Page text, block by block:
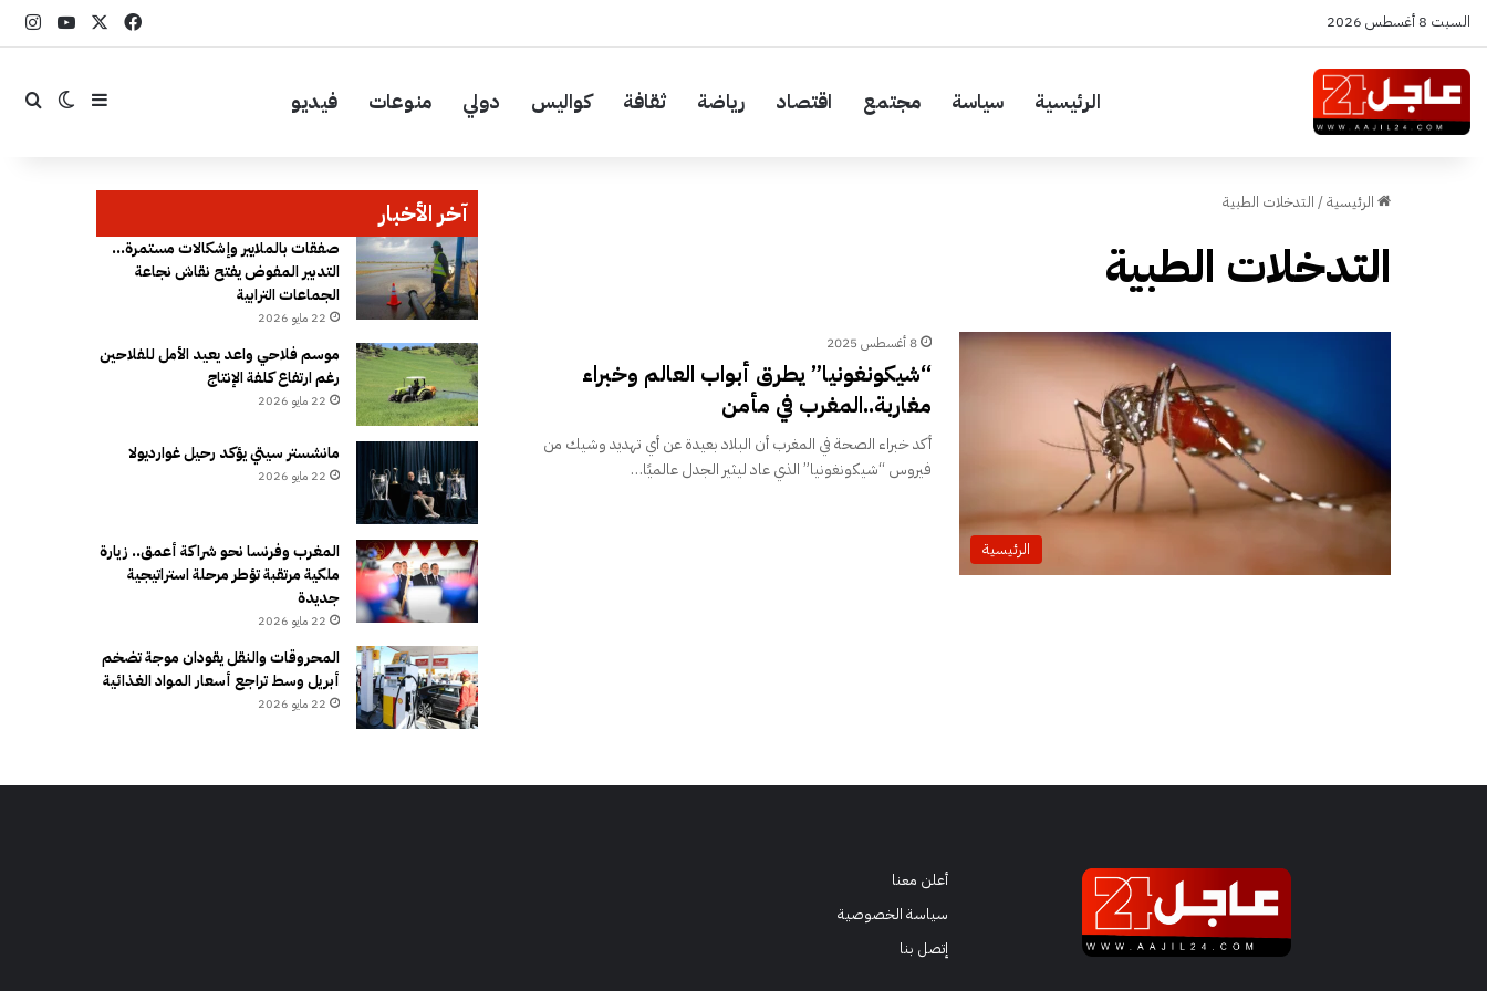
السبت 8 أغسطس 2026 فيسبوك
الرئيسية سياسة مجتمع اقتصاد رياضة ثقافة كواليس دولي منوعات فيديو إضافة عمود
الوضع
الرئيسية/ التدخلات الطبية
التدخلات الطبية
الرئيسية
8 أغسطس 2025
“شيكونغونيا” يطرق أبواب العالم وخبراء
مغاربة..المغرب في مأمن
أكد خبراء الصحة في المغرب أن البلاد بعيدة عن أي تهديد وشيك من
فيروس “شيكونغونيا” الذي عاد ليثير الجدل عالميًا…
آخر الأخبار
صفقات بالملايير وإشكالات مستمرة…
التدبير المفوض يفتح نقاش نجاعة
الجماعات الترابية
22 مايو 2026
موسم فلاحي واعد يعيد الأمل للفلاحين
رغم ارتفاع كلفة الإنتاج
22 مايو 2026
مانشستر سيتي يؤكد رحيل غوارديولا
22 مايو 2026
المغرب وفرنسا نحو شراكة أعمق.. زيارة
ملكية مرتقبة تؤطر مرحلة استراتيجية
جديدة
22 مايو 2026
المحروقات والنقل يقودان موجة تضخم
أبريل وسط تراجع أسعار المواد الغذائية
22 مايو 2026
أعلن معنا
سياسة الخصوصية
إتصل بنا